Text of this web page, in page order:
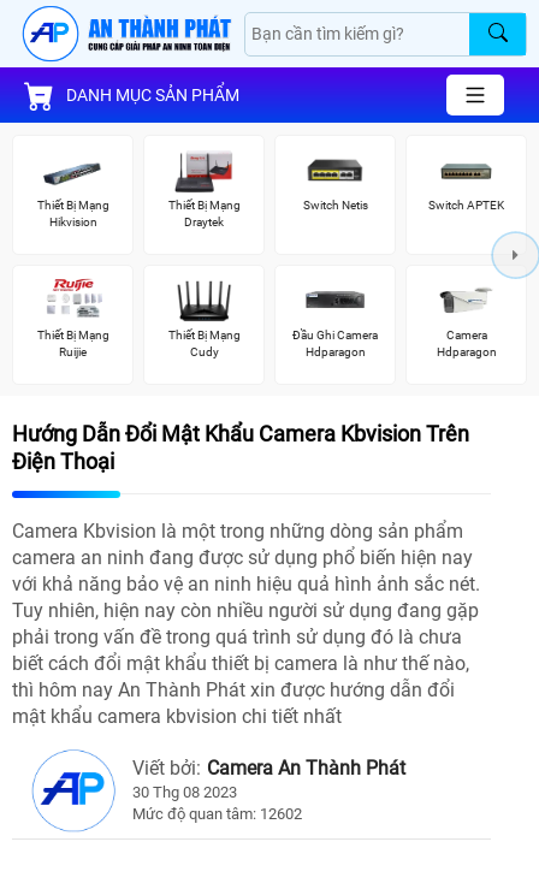
DANH MỤC SẢN PHẨM
Thiết Bị Mạng
Hikvision
Thiết Bị Mạng
Draytek
Switch Netis Switch APTEK
Thiết Bị Mạng
Ruijie
Thiết Bị Mạng
Cudy
Đầu Ghi Camera
Hdparagon
Camera
Hdparagon
Hướng Dẫn Đổi Mật Khẩu Camera Kbvision Trên
Điện Thoại
Camera Kbvision là một trong những dòng sản phẩm
camera an ninh đang được sử dụng phổ biến hiện nay
với khả năng bảo vệ an ninh hiệu quả hình ảnh sắc nét.
Tuy nhiên, hiện nay còn nhiều người sử dụng đang gặp
phải trong vấn đề trong quá trình sử dụng đó là chưa
biết cách đổi mật khẩu thiết bị camera là như thế nào,
thì hôm nay An Thành Phát xin được hướng dẫn đổi
mật khẩu camera kbvision chi tiết nhất
Viết bởi: Camera An Thành Phát
30 Thg 08 2023
Mức độ quan tâm: 12602